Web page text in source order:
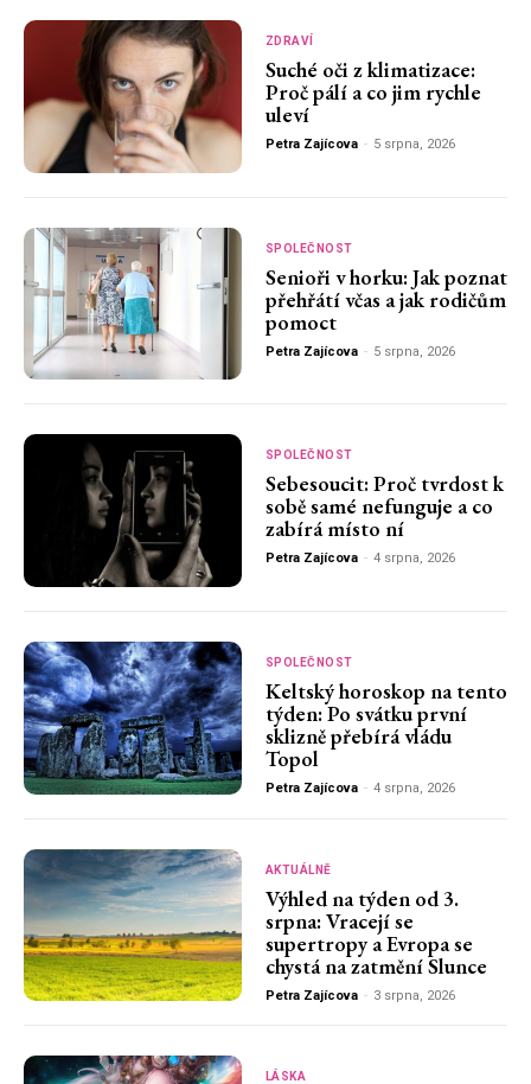
ZDRAVÍ
Suché oči z klimatizace:
Proč pálí a co jim rychle
uleví
Petra Zajícova - 5 srpna, 2026
SPOLEČNOST
Senioři v horku: Jak poznat
přehřátí včas a jak rodičům
pomoct
Petra Zajícova - 5 srpna, 2026
SPOLEČNOST
Sebesoucit: Proč tvrdost k
sobě samé nefunguje a co
zabírá místo ní
Petra Zajícova - 4 srpna, 2026
SPOLEČNOST
Keltský horoskop na tento
týden: Po svátku první
sklizně přebírá vládu
Topol
Petra Zajícova - 4 srpna, 2026
AKTUÁLNĚ
Výhled na týden od 3.
srpna: Vracejí se
supertropy a Evropa se
chystá na zatmění Slunce
Petra Zajícova - 3 srpna, 2026
LÁSKA